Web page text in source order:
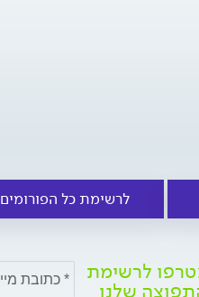
לרשימת כל הפורומים
לרשימת
שלנו